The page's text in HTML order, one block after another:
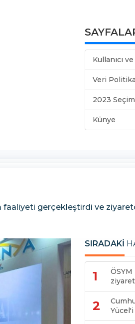
Kullanıcı
Veri
2023
Künye
faaliyeti gerçekleştirdi ve
SIRADAKİ
1
ÖSYM
ziyaret
2
Yücel'i